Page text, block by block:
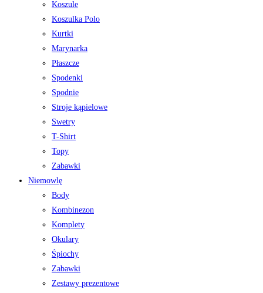
Koszule
Koszulka Polo
Kurtki
Marynarka
Płaszcze
Spodenki
Spodnie
Stroje kąpielowe
Swetry
T-Shirt
Topy
Zabawki
Niemowlę
Body
Kombinezon
Komplety
Okulary
Śpiochy
Zabawki
Zestawy prezentowe